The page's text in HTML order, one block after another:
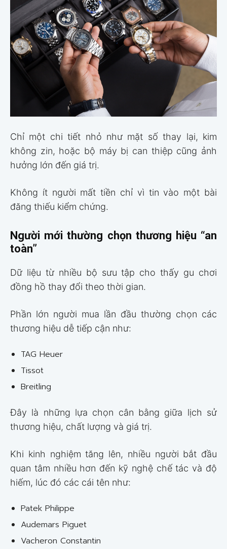
Chỉ một chi tiết nhỏ như mặt số thay lại, kim
không zin, hoặc bộ máy bị can thiệp cũng ảnh
hưởng lớn đến giá trị.
Không ít người mất tiền chỉ vì tin vào một bài
đăng thiếu kiểm chứng.
Người mới thường chọn thương hiệu “an
toàn”
Dữ liệu từ nhiều bộ sưu tập cho thấy gu chơi
đồng hồ thay đổi theo thời gian.
Phần lớn người mua lần đầu thường chọn các
thương hiệu dễ tiếp cận như:
TAG Heuer
Tissot
Breitling
Đây là những lựa chọn cân bằng giữa lịch sử
thương hiệu, chất lượng và giá trị.
Khi kinh nghiệm tăng lên, nhiều người bắt đầu
quan tâm nhiều hơn đến kỹ nghệ chế tác và độ
hiếm, lúc đó các cái tên như:
Patek Philippe
Audemars Piguet
Vacheron Constantin